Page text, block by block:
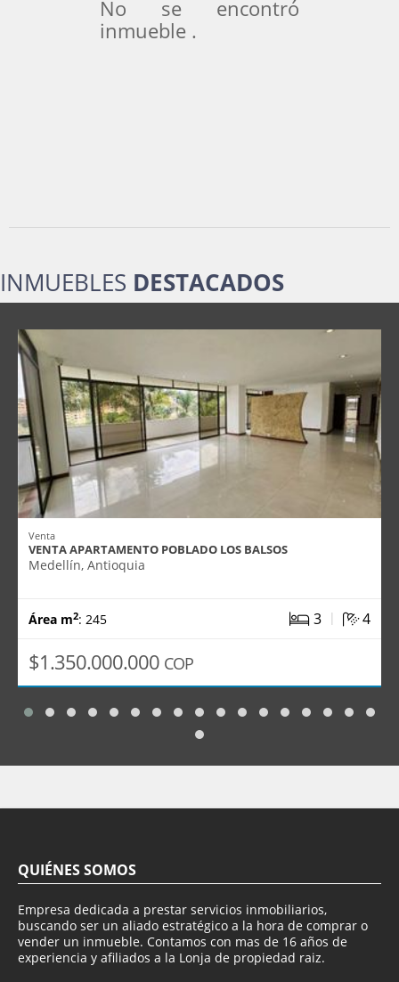
No se encontró
inmueble .
INMUEBLES DESTACADOS
Venta
VENTA APARTAMENTO POBLADO LOS BALSOS
Medellín, Antioquia
Área m2: 245 3 | 4
$1.350.000.000 COP
QUIÉNES SOMOS
Empresa dedicada a prestar servicios inmobiliarios,
buscando ser un aliado estratégico a la hora de comprar o
vender un inmueble. Contamos con mas de 16 años de
experiencia y afiliados a la Lonja de propiedad raiz.